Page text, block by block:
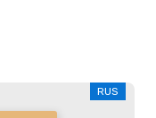
RUS